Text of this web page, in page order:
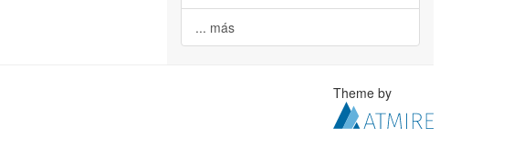
... más
Theme by